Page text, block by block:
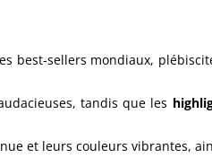
best-sellers mondiaux,
tandis que les
et leurs couleurs vibrantes,